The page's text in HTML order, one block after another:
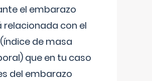
el embarazo
relacionada con el
(índice de masa
que en tu caso
del embarazo